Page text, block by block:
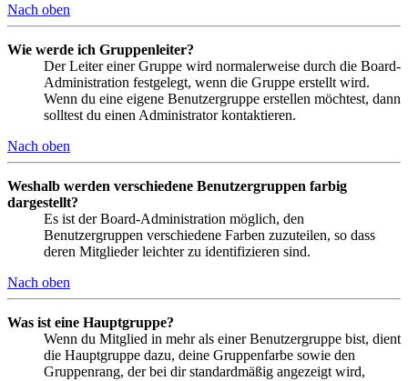
Nach oben
Wie werde ich Gruppenleiter?
Der Leiter einer Gruppe wird normalerweise durch die Board-
Administration festgelegt, wenn die Gruppe erstellt wird.
Wenn du eine eigene Benutzergruppe erstellen möchtest, dann
solltest du einen Administrator kontaktieren.
Nach oben
Weshalb werden verschiedene Benutzergruppen farbig
dargestellt?
Es ist der Board-Administration möglich, den
Benutzergruppen verschiedene Farben zuzuteilen, so dass
deren Mitglieder leichter zu identifizieren sind.
Nach oben
Was ist eine Hauptgruppe?
Wenn du Mitglied in mehr als einer Benutzergruppe bist, dient
die Hauptgruppe dazu, deine Gruppenfarbe sowie den
Gruppenrang, der bei dir standardmäßig angezeigt wird,